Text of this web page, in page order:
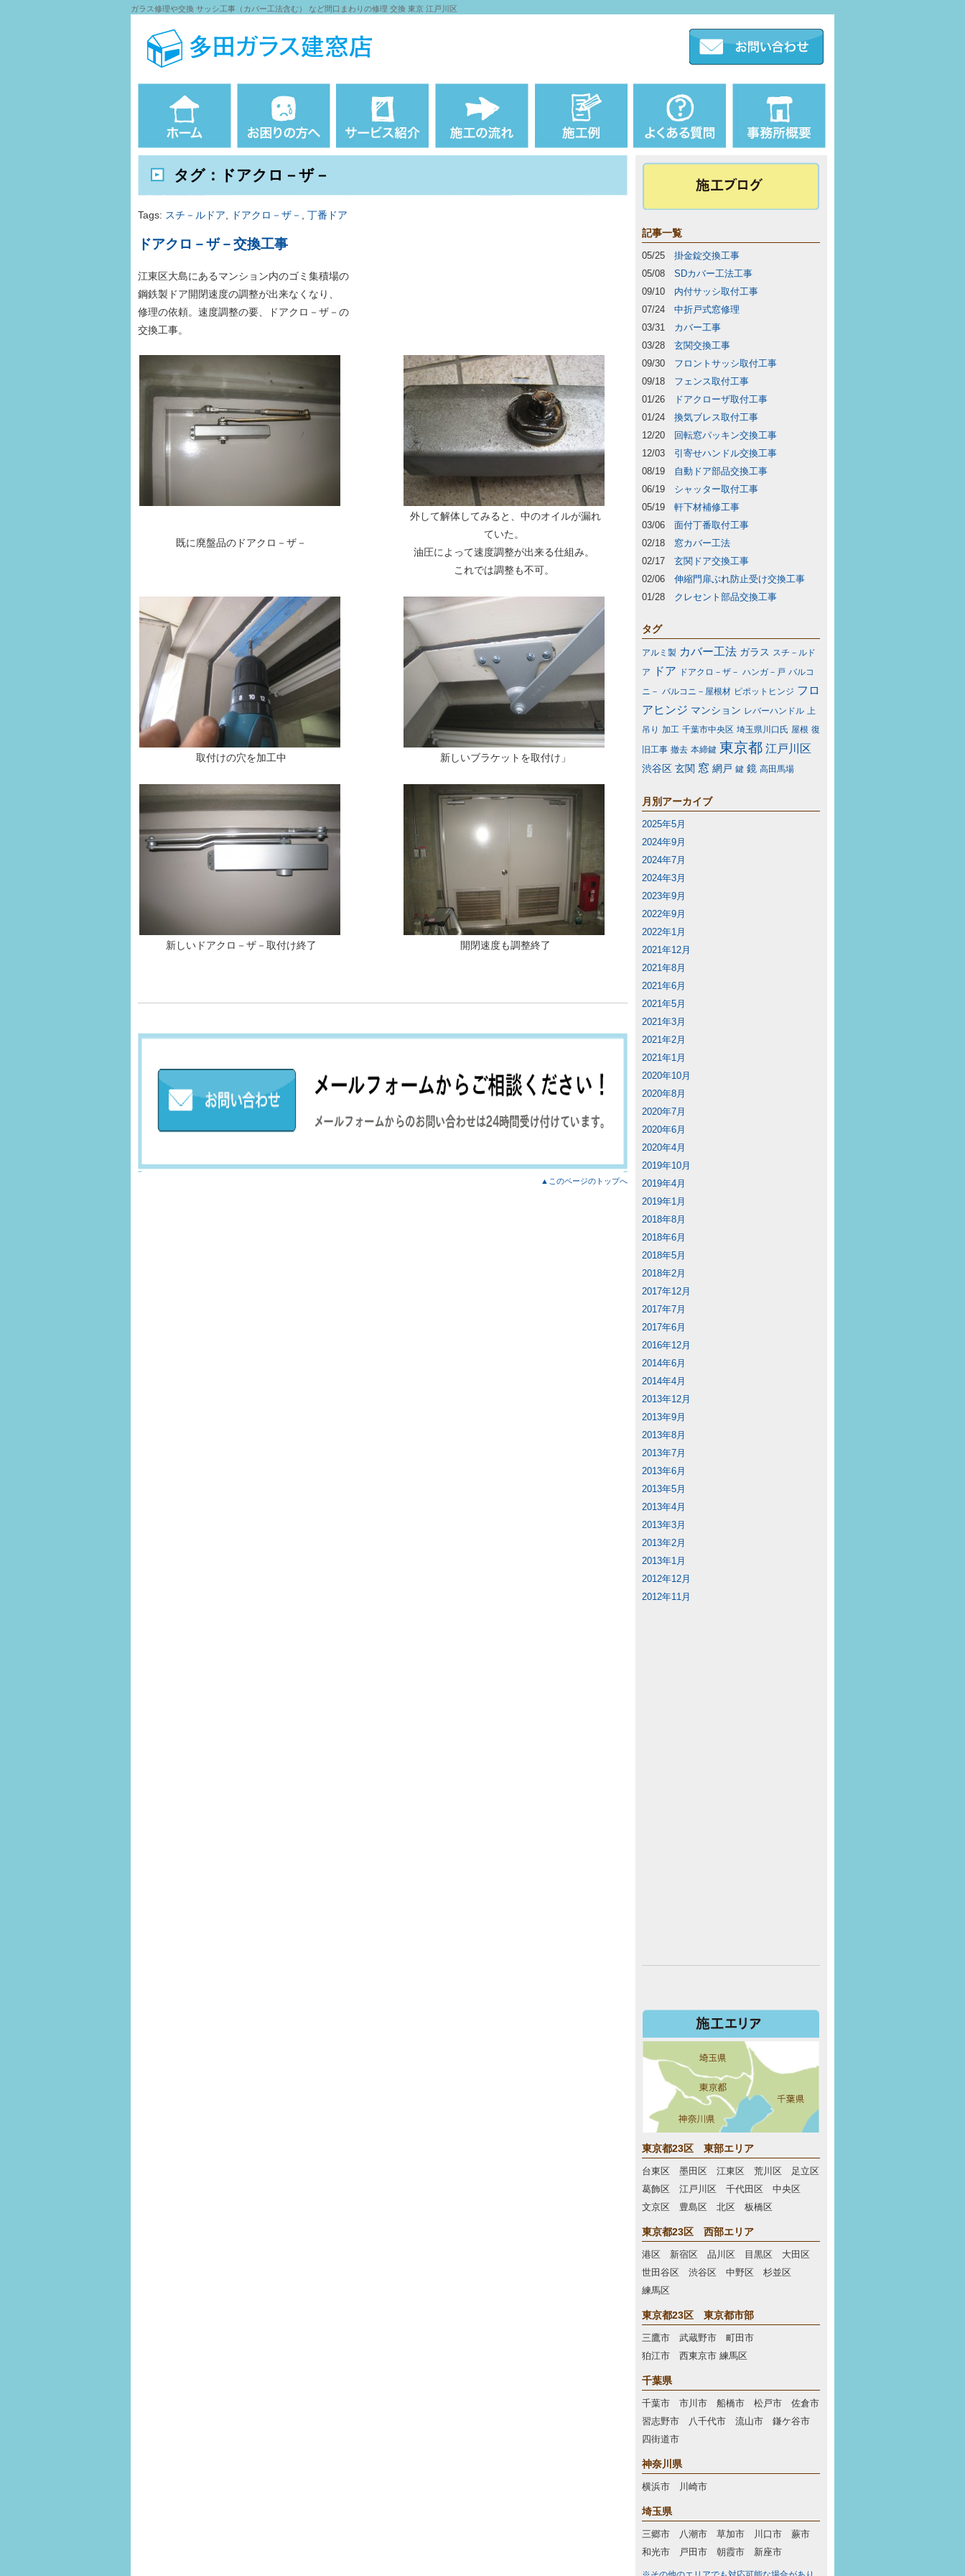
ガラス修理や交換 サッシ工事（カバー工法含む） など間口まわりの修理 交換 東京 江戸川区
タグ：ドアクロ－ザ－
Tags: スチ－ルドア ドアクロ－ザ－ 丁番ドア
ドアクロ－ザ－交換工事
江東区大島にあるマンション内のゴミ集積場の
鋼鉄製ドア開閉速度の調整が出来なくなり、
修理の依頼。速度調整の要、ドアクロ－ザ－の
交換工事。
既に廃盤品のドアクロ－ザ－
外して解体してみると、中のオイルが漏れ
ていた。
油圧によって速度調整が出来る仕組み。
これでは調整も不可。
取付けの穴を加工中 新しいブラケットを取付け」
新しいドアクロ－ザ－取付け終了 開閉速度も調整終了
▲このページのトップへ
記事一覧
05/25 掛金錠交換工事
05/08 SDカバー工法工事
09/10 内付サッシ取付工事
07/24 中折戸式窓修理
03/31 カバー工事
03/28 玄関交換工事
09/30 フロントサッシ取付工事
09/18 フェンス取付工事
01/26
ドアクローザ取付工事
01/24 換気ブレス取付工事
12/20
回転窓パッキン交換工事
12/03 引寄せハンドル交換工事
08/19 自動ドア部品交換工事
06/19 シャッター取付工事
05/19 軒下材補修工事
03/06 面付丁番取付工事
02/18 窓カバー工法
02/17 玄関ドア交換工事
02/06 伸縮門扉ぶれ防止受け交換工事
01/28 クレセント部品交換工事
タグ
アルミ製 カバー工法 ガラス スチ－ルド
ア
ドア ドアクロ－ザ－ ハンガ－戸 バルコ
ニ－ バルコニ－屋根材 ピポットヒンジ フロ
アヒンジ マンション レバーハンドル 上
吊り 加工 千葉市中央区 埼玉県川口氏 屋根 復
旧工事 撤去 本締鍵 東京都 江戸川区
渋谷区 玄関 窓 網戸 鍵 鏡 高田馬場
月別アーカイブ
2025年5月
2024年9月
2024年7月
2024年3月
2023年9月
2022年9月
2022年1月
2021年12月
2021年8月
2021年6月
2021年5月
2021年3月
2021年2月
2021年1月
2020年10月
2020年8月
2020年7月
2020年6月
2020年4月
2019年10月
2019年4月
2019年1月
2018年8月
2018年6月
2018年5月
2018年2月
2017年12月
2017年7月
2017年6月
2016年12月
2014年6月
2014年4月
2013年12月
2013年9月
2013年8月
2013年7月
2013年6月
2013年5月
2013年4月
2013年3月
2013年2月
2013年1月
2012年12月
2012年11月
東京都23区 東部エリア
台東区 墨田区 江東区 荒川区 足立区
葛飾区 江戸川区 千代田区 中央区
文京区 豊島区 北区 板橋区
東京都23区 西部エリア
港区 新宿区 品川区 目黒区 大田区
世田谷区 渋谷区 中野区 杉並区
練馬区
東京都23区 東京都市部
三鷹市 武蔵野市 町田市
狛江市 西東京市 練馬区
千葉県
千葉市 市川市 船橋市 松戸市 佐倉市
習志野市 八千代市 流山市 鎌ケ谷市
四街道市
神奈川県
横浜市 川崎市
埼玉県
三郷市 八潮市 草加市 川口市 蕨市
和光市 戸田市 朝霞市 新座市